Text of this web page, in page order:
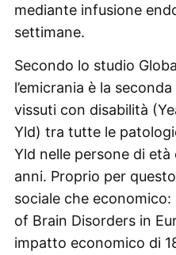
mediante infusione
settimane.
Secondo lo studio
l’emicrania è la
vissuti con disabilità
Yld) tra tutte le
Yld nelle persone di
anni. Proprio per
sociale che
of Brain Disorders in
impatto economico di